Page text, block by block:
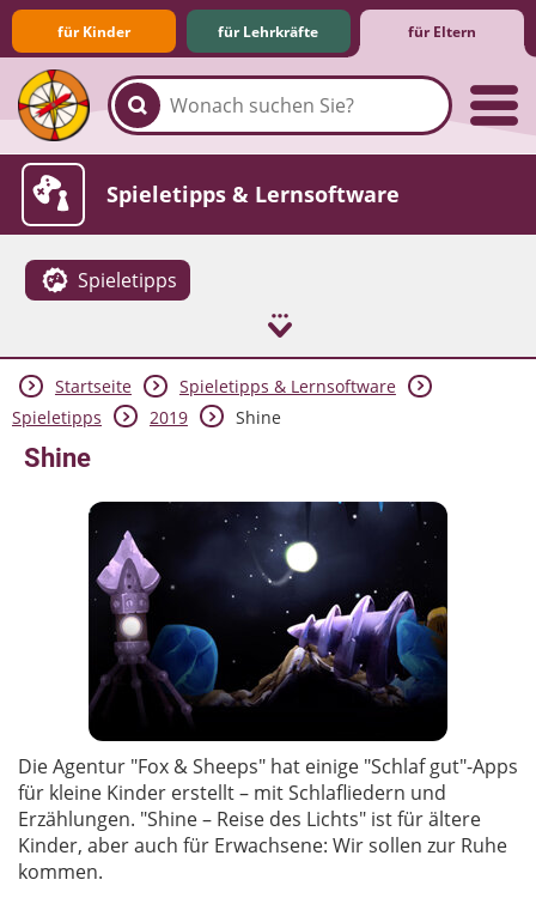
für Kinder für Lehrkräfte für Eltern
Familie & Medien
Spieletipps & Lernsoftware
Spieletipps
Die Jüngsten im Netz
Lexikon
Aktuelles
Startseite
Spieletipps & Lernsoftware
Spieletipps
2019 Shine
Shine
Die Agentur "Fox & Sheeps" hat einige "Schlaf gut"-Apps
für kleine Kinder erstellt – mit Schlafliedern und
Erzählungen. "Shine – Reise des Lichts" ist für ältere
Kinder, aber auch für Erwachsene: Wir sollen zur Ruhe
kommen.